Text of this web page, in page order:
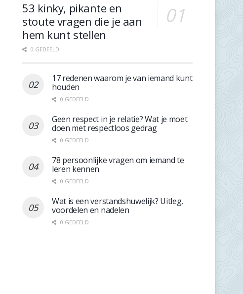
53 kinky, pikante en
stoute vragen die je aan
hem kunt stellen
0 GEDEELD
17 redenen waarom je van iemand kunt
houden
0 GEDEELD
Geen respect in je relatie? Wat je moet
doen met respectloos gedrag
0 GEDEELD
78 persoonlijke vragen om iemand te
leren kennen
0 GEDEELD
Wat is een verstandshuwelijk? Uitleg,
voordelen en nadelen
0 GEDEELD